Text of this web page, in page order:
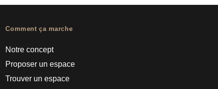
Comment ça marche
Notre concept
Proposer un espace
Trouver un espace